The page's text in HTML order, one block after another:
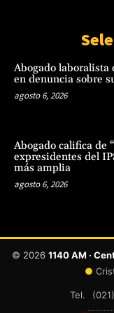
Abogado laboralista
en denuncia sobre
agosto 6, 2026
Abogado califica de
expresidentes del
más amplia
agosto 6, 2026
© 2026 1140 AM ·
●
Tel.